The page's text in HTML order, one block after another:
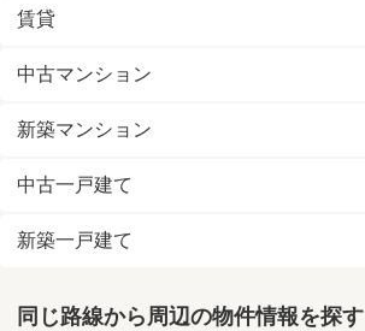
賃貸
中古マンション
新築マンション
中古一戸建て
新築一戸建て
同じ路線から周辺の物件情報を探す